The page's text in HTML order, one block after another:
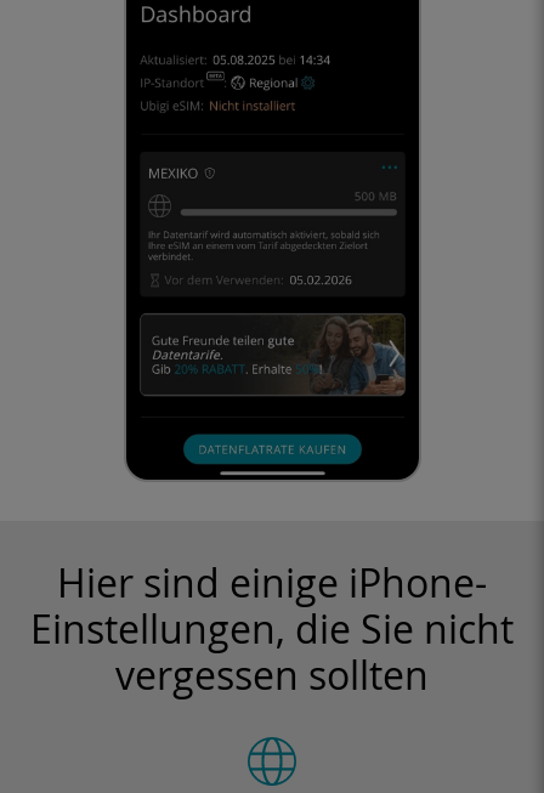
Hier sind einige iPhone-
Einstellungen, die Sie nicht
vergessen sollten